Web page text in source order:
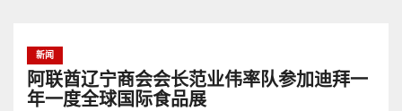
新闻
阿联酋辽宁商会会长范业伟率队参加迪拜一
年一度全球国际食品展